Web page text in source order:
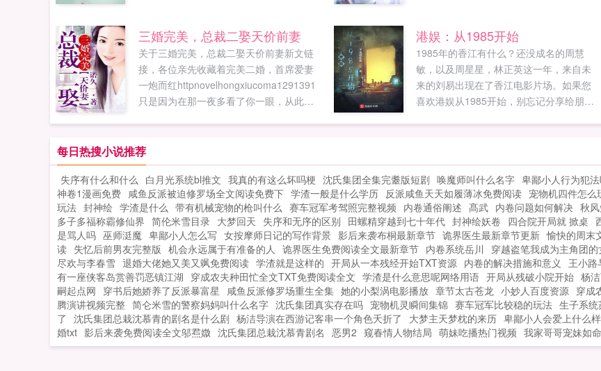
君周武王做的这些，就没有强国，朋友们
让我一起加油干，为了伟大的强国梦！如
果您喜欢洪荒之我为姬发，别忘记分享给
朋友...
您好。他的琉璃厂月入百万贯。堪比长安
半年税收。李世民惊恐这陛下，六皇子的
集团公司提供了千万个就业岗位，让千万
家庭奔小康。月进账亿万贯！富可敌国！
李世民急了快召我儿回宫，大不了朕给他
道歉。晚了！六皇子带着他的远洋舰队已
出面求他回来！如果您喜欢大唐第一逆
子，别忘记分享给朋友...
三婚完美，总裁二娶天价前妻
关于三婚完美，总裁二娶天价前妻新文链
接，各位亲先收藏着完美二婚，首席爱妻
一炮而红httpnovelhongxiucoma1291391
只是因为在那一夜多看了你一眼，从此，
港娱：从1985开始
1985年的香江有什么？还没成名的周慧
敏，以及周星星，林正英这一年，来自未
来的刘易出现在了香江电影片场。如果您
喜欢港娱从1985开始，别忘记分享给朋
每日热搜小说推荐
失序有什么和什么 白月光系统bl推文 我真的有这么坏吗梗 沈氏集团全集完耋版短剧 唤魔师叫什么名字 卑鄙小人行为犯
神卷1漫画免费 咸鱼反派被迫修罗场全文阅读免费下 学渣一般是什么学历 反派咸鱼天天如履薄冰免费阅读 宠物机四件怎么
玩法 封神绘 学渣是什么 带有机械宠物的枪叫什么 赛车冠军考驾照完整视频 内卷通俗阐述 髙武 内卷问题如何解决 秋
多子多福称霸修仙界 简伦米雪目录 大梦回天 失序和无序的区别 田螺精穿越到七十年代 封神绘妖卷 四合院开局就 掀桌
是骂人吗 巫师涏魔 卑鄙小人怎么写 女按摩师日记的写作背景 影后来袭布桐最新章节 诡界医生最新章节更新 愉快的周末
读 失忆后前男友完整版 机会永远属于有准备的人 诡界医生免费阅读全文最新章节 内卷系统岳川 穿越盗笔我成为主角团的
尽欢与李春雪 退婚大佬她又美又飒免费阅读 学渣就是这样的 开局从一本残经开始TXT资源 内卷的解决措施和意义 王小路
有一座侠客岛赏善罚恶镇江湖 穿成农夫种田忙全文TXT免费阅读全文 学渣是什么意思呢网络用语 开局从残破小院开始 杨
嗣起点网 穿书后她娇养了反派暴富星 咸鱼反派修罗场重生全集 她的小梨涡电影播放 章节太古苍龙 小妙人百度资源 穿成
腾演讲视频完整 简仑米雪的警察妈妈叫什么名字 沈氏集团真实存在吗 宠物机灵瞬间集锦 赛车冠军比较稳的玩法 生子系
了 沈氏集团总栽沈慕青的剧名是什么剧 杨洁导演在西游记客串一个角色夭折了 大梦主天梦枕的来历 卑鄙小人会爱上什么
婚txt 影后来袭免费阅读全文邬焄媺 沈氏集团总栽沈慕青剧名 恶男2 窥春情人物结局 萌妹吃播热门视频 我家哥哥宠妹如